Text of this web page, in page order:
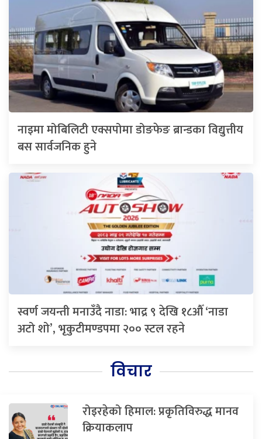
नाइमा मोबिलिटी एक्सपोमा डोङफेङ ब्रान्डका विद्युत्तीय
बस सार्वजनिक हुने
स्वर्ण जयन्ती मनाउँदै नाडा: भाद्र ९ देखि १८औँ ‘नाडा
अटो शो’, भृकुटीमण्डपमा २०० स्टल रहने
विचार
रोइरहेको हिमाल: प्रकृतिविरुद्ध मानव
क्रियाकलाप